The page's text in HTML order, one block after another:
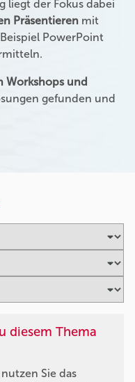
liegt der Fokus dabei
Präsentieren mit
PowerPoint
Workshops und
gefunden und
diesem Thema
Sie das